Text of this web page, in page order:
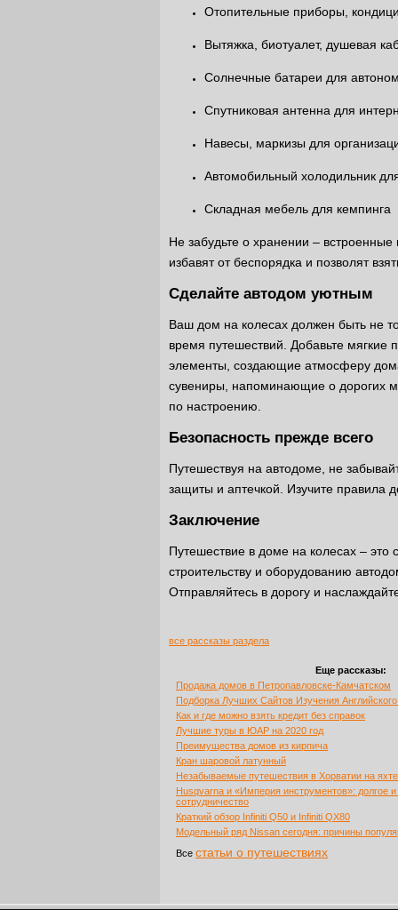
Отопительные приборы,
Вытяжка, биотуалет, душевая
Солнечные батареи для
Спутниковая антенна для
Навесы, маркизы для
Автомобильный холодильник
Складная мебель для кемпинга
Не забудьте о хранении –
избавят от беспорядка и позволят
Сделайте автодом уютным
Ваш дом на колесах должен быть не
время путешествий. Добавьте мягкие
элементы, создающие атмосферу
сувениры, напоминающие о дорогих
по настроению.
Безопасность прежде всего
Путешествуя на автодоме, не
защиты и аптечкой. Изучите правила
Заключение
Путешествие в доме на колесах –
строительству и оборудованию
Отправляйтесь в дорогу и
все рассказы раздела
Еще рассказы:
Продажа домов в Петропавловске-Камчатском
Подборка Лучших Сайтов Изучения
Как и где можно взять кредит без справок
Лучшие туры в ЮАР на 2020 год
Преимущества домов из кирпича
Кран шаровой латунный
Незабываемые путешествия в Хорватии на яхте
Husqvarna и «Империя инструментов»: долгое и
сотрудничество
Краткий обзор Infiniti Q50 и Infiniti QX80
Модельный ряд Nissan сегодня: причины
Все статьи о путешествиях